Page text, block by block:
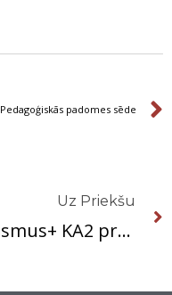
Pedagoģiskās padomes sēde
Uz Priekšu
Erasmus+ KA2 projekta darba grupas sanāksme